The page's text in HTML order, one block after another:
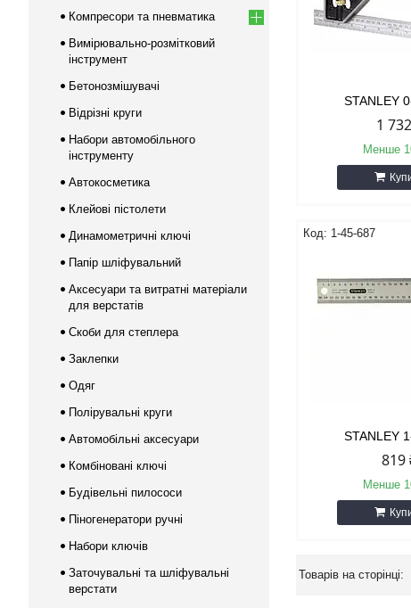
STANLEY
1
Менше
1-45-687
STANLEY
819
Менше
Компресори та пневматика
Вимірювально-розмітковий
інструмент
Бетонозмішувачі
Відрізні круги
Набори автомобільного
інструменту
Автокосметика
Клейові пістолети
Динамометричні ключі
Папір шліфувальний
Аксесуари та витратні матеріали
для верстатів
Скоби для степлера
Заклепки
Одяг
Полірувальні круги
Автомобільні аксесуари
Комбіновані ключі
Будівельні пилососи
Піногенератори ручні
Набори ключів
Заточувальні та шліфувальні
верстати